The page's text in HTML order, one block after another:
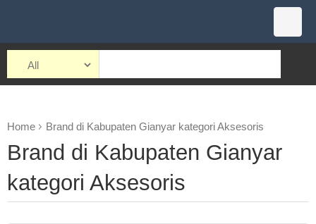
Home Brand di Kabupaten Gianyar kategori Aksesoris
Brand di Kabupaten Gianyar
kategori Aksesoris